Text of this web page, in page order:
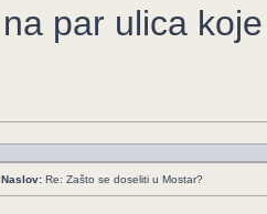
na par ulica
Naslov: Re: Zašto se doseliti u Mostar?